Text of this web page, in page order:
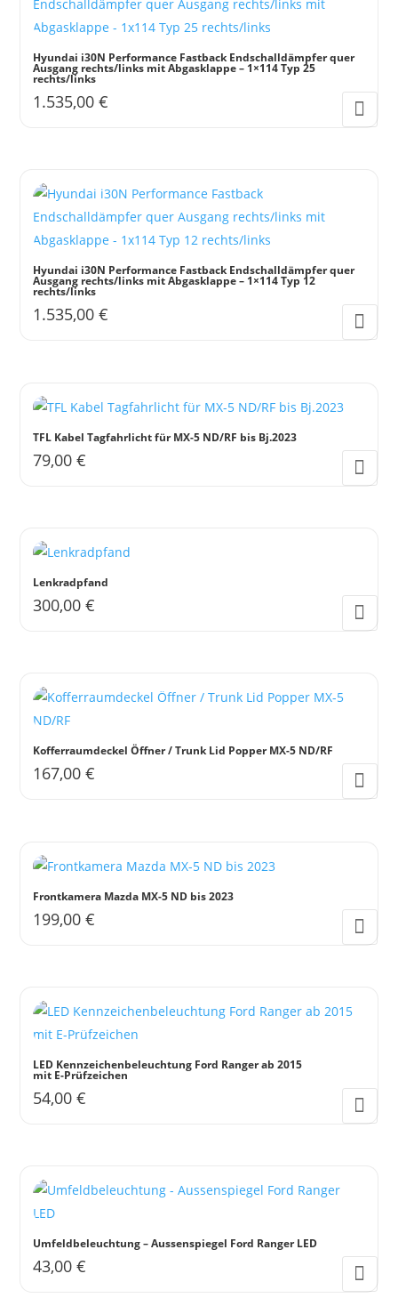
Hyundai i30N Performance Fastback Endschalldämpfer quer
Ausgang rechts/links mit Abgasklappe – 1×114 Typ 25
rechts/links
1.535,00€
Hyundai i30N Performance Fastback Endschalldämpfer quer
Ausgang rechts/links mit Abgasklappe – 1×114 Typ 12
rechts/links
1.535,00€
TFL Kabel Tagfahrlicht für MX-5 ND/RF bis Bj.2023
79,00€
Lenkradpfand
300,00€
Kofferraumdeckel Öffner / Trunk Lid Popper MX-5 ND/RF
167,00€
Frontkamera Mazda MX-5 ND bis 2023
199,00€
LED Kennzeichenbeleuchtung Ford Ranger ab 2015
mit E-Prüfzeichen
54,00€
Umfeldbeleuchtung – Aussenspiegel Ford Ranger LED
43,00€